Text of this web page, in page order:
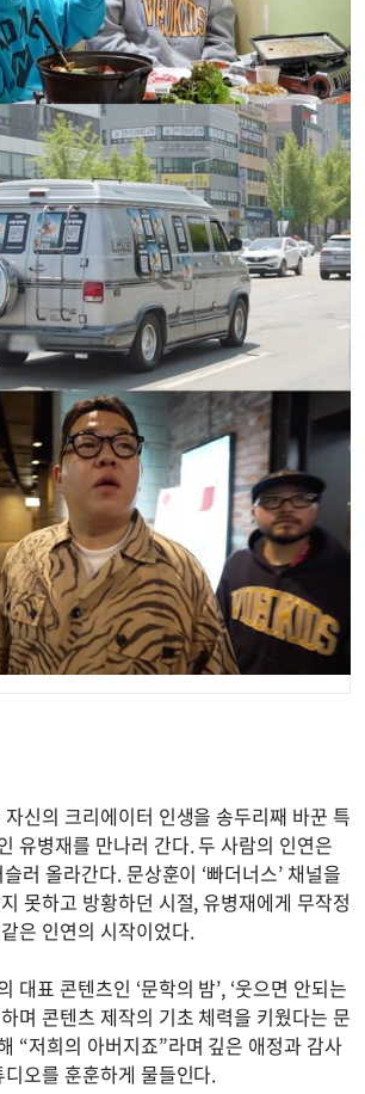
신의 크리에이터 인생을 송두리째 바꾼 특
유병재를 만나러 간다. 두 사람의 인연은
러 올라간다. 문상훈이 ‘빠더너스’ 채널을
못하고 방황하던 시절, 유병재에게 무작정
은 인연의 시작이었다.
대표 콘텐츠인 ‘문학의 밤’, ‘웃으면 안되는
며 콘텐츠 제작의 기초 체력을 키웠다는 문
“저희의 아버지죠”라며 깊은 애정과 감사
오를 훈훈하게 물들인다.